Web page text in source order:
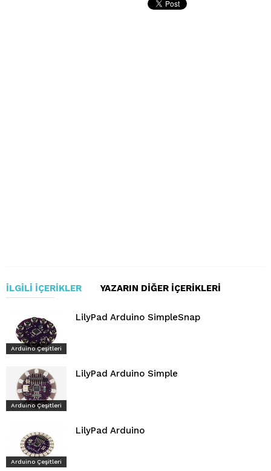
İLGILI İÇERIKLER YAZARIN DIĞER İÇERIKLERI
Arduino Çeşitleri
LilyPad Arduino SimpleSnap
Arduino Çeşitleri
LilyPad Arduino Simple
Arduino Çeşitleri
LilyPad Arduino